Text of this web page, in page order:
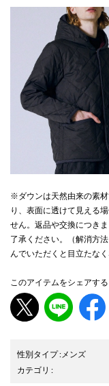
※ダウンは天然由来の素
り、表面に透けて見える
せん。返品や交換につき
了承ください。（解消方
んでいただくと目立たなく
このアイテムをシェアする
性別タイプ: メンズ
カテゴリ :